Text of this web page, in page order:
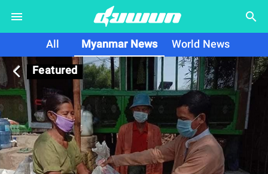
search
All Myanmar News
World News
Featured
arrow_back_ios